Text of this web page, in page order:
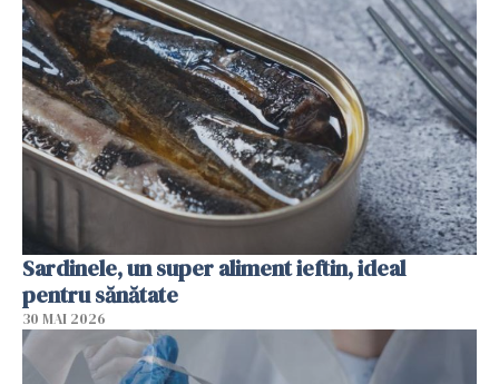
Sardinele, un super aliment ieftin, ideal
pentru sănătate
30 MAI 2026